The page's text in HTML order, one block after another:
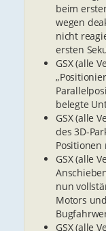
beim
wegen
nicht
ersten
GSX (alle
belegte
GSX (alle
des 3D-
GSX (alle
nun
Motors
GSX (alle